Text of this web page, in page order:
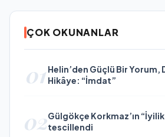
ÇOK OKUNANLAR
01 Helin’den Güçlü Bir Yorum,
Hikâye: “İmdat”
02Gülgökçe Korkmaz’ın
tescillendi